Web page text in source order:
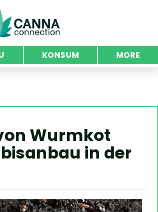
KONSUM MORE
Wurmkot
in der